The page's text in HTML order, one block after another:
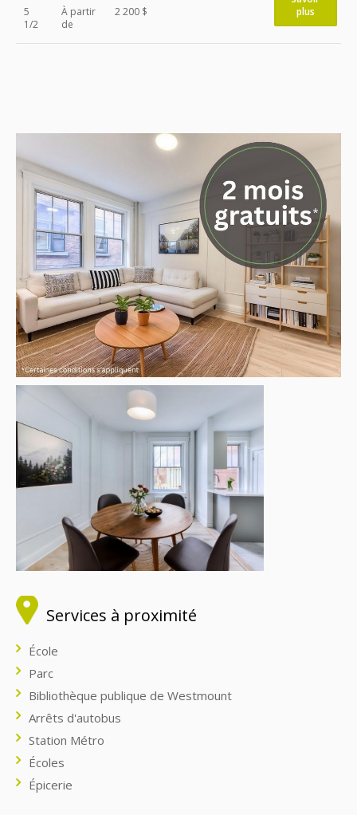
5
1/2
À partir
de
2 200 $
plus
Services à proximité
École
Parc
Bibliothèque publique de Westmount
Arrêts d'autobus
Station Métro
Écoles
Épicerie